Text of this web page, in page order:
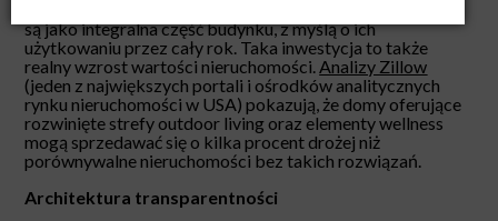
są jako integralna część budynku, z myślą o ich
użytkowaniu przez cały rok. Taka inwestycja to także
realny wzrost wartości nieruchomości. Analizy Zillow
(jeden z największych portali i ośrodków analitycznych
rynku nieruchomości w USA) pokazują, że domy oferujące
rozwinięte strefy outdoor living oraz elementy wellness
mogą sprzedawać się o kilka procent drożej niż
porównywalne nieruchomości bez takich rozwiązań.
Architektura transparentności